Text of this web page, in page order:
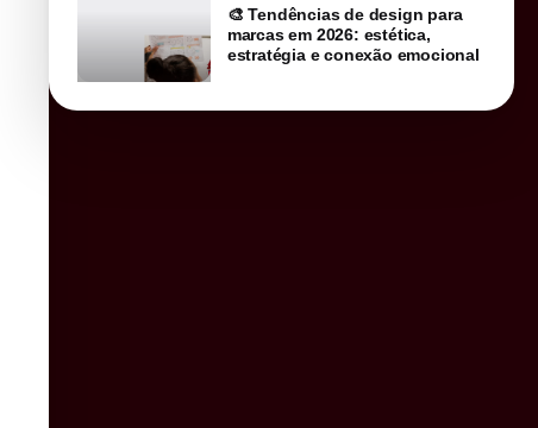
🎨 Tendências de design para
marcas em 2026: estética,
estratégia e conexão emocional